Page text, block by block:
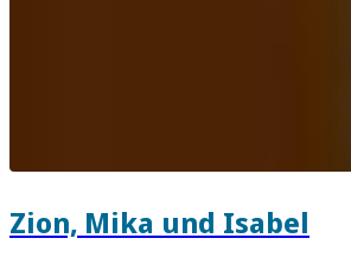
Zion, Mika und Isabel